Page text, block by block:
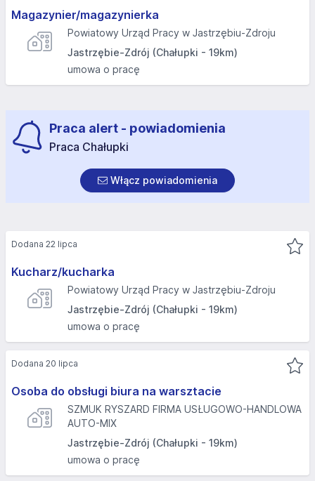
Magazynier/magazynierka
Powiatowy Urząd Pracy w Jastrzębiu-Zdroju
Jastrzębie-Zdrój (Chałupki - 19km)
umowa o pracę
Praca alert - powiadomienia
Praca Chałupki
Włącz powiadomienia
Kucharz/kucharka
Powiatowy Urząd Pracy w Jastrzębiu-Zdroju
Jastrzębie-Zdrój (Chałupki - 19km)
umowa o pracę
Dodana 22 lipca
Osoba do obsługi biura na warsztacie
SZMUK RYSZARD FIRMA USŁUGOWO-HANDLOWA
AUTO-MIX
Jastrzębie-Zdrój (Chałupki - 19km)
umowa o pracę
Dodana 20 lipca